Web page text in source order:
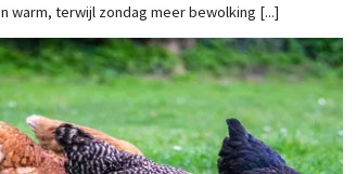
warm, terwijl zondag meer bewolking [...]